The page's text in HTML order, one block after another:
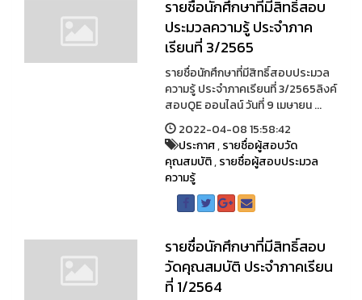
รายชื่อนักศึกษาที่มีสิทธิ์สอบ
ประมวลความรู้ ประจำภาค
เรียนที่ 3/2565
รายชื่อนักศึกษาที่มีสิทธิ์สอบประมวล
ความรู้ ประจำภาคเรียนที่ 3/2565ลิงค์
สอบQE ออนไลน์ วันที่ 9 เมษายน ...
2022-04-08 15:58:42
ประกาศ,รายชื่อผู้สอบวัด
คุณสมบัติ,รายชื่อผู้สอบประมวล
ความรู้
รายชื่อนักศึกษาที่มีสิทธิ์สอบ
วัดคุณสมบัติ ประจำภาคเรียน
ที่ 1/2564